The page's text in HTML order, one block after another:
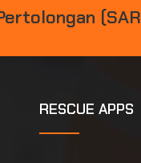
ERTOLONGAN (SAR
RESCUE APPS